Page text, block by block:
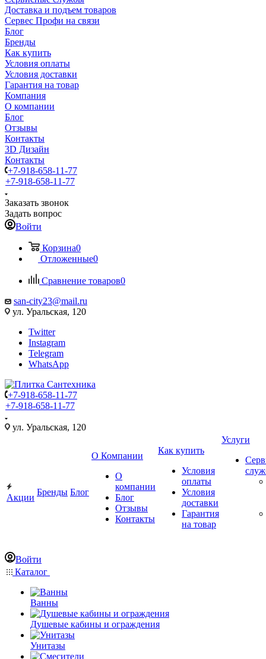
Доставка и подъем товаров
Сервес Профи на связи
Блог
Бренды
Как купить
Условия оплаты
Условия доставки
Гарантия на товар
Компания
О компании
Блог
Отзывы
Контакты
3D Дизайн
Контакты
+7-918-658-11-77
+7-918-658-11-77
Заказать звонок
Задать вопрос
Войти
Корзина0
Отложенные0
Сравнение товаров0
san-city23@mail.ru
ул. Уральская, 120
Twitter
Instagram
Telegram
WhatsApp
+7-918-658-11-77
+7-918-658-11-77
ул. Уральская, 120
Акции
Бренды Блог
О Компании
О
компании
Блог
Отзывы
Контакты
Как купить
Условия
оплаты
Условия
доставки
Гарантия
на товар
Услуги
Войти
Каталог
Ванны
Душевые кабины и ограждения
Унитазы